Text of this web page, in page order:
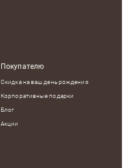
Покупателю
Скидка на ваш день рождения
Корпоративные подарки
Блог
Акции